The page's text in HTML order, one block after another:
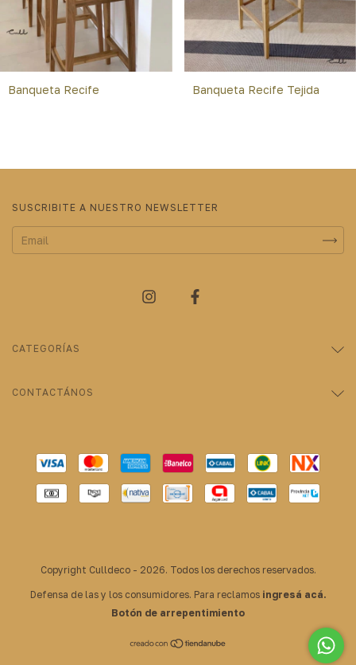
Banqueta Recife Banqueta Recife Tejida
SUSCRIBITE A NUESTRO NEWSLETTER
CATEGORÍAS
CONTACTÁNOS
Copyright Culldeco - 2026. Todos los derechos reservados.
Defensa de las y los consumidores. Para reclamos ingresá acá.
Botón de arrepentimiento